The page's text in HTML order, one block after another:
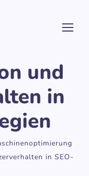
und
in
in SEO-